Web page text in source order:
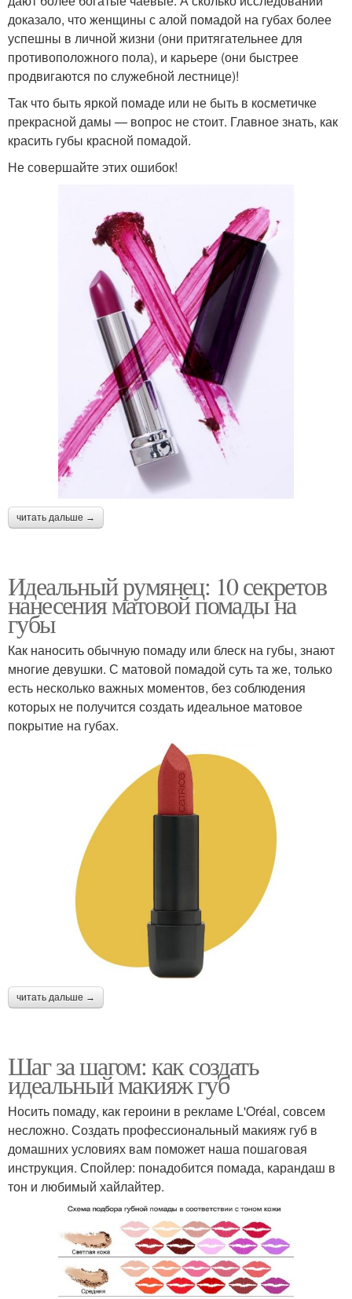
доказало, что женщины с алой помадой на губах более
успешны в личной жизни (они притягательнее для
противоположного пола), и карьере (они быстрее
продвигаются по служебной лестнице)!
Так что быть яркой помаде или не быть в косметичке
прекрасной дамы — вопрос не стоит. Главное знать, как
красить губы красной помадой.
Не совершайте этих ошибок!
читать дальше →
Идеальный румянец: 10 секретов
нанесения матовой помады на
губы
Как наносить обычную помаду или блеск на губы, знают
многие девушки. С матовой помадой суть та же, только
есть несколько важных моментов, без соблюдения
которых не получится создать идеальное матовое
покрытие на губах.
читать дальше →
Шаг за шагом: как создать
идеальный макияж губ
Носить помаду, как героини в рекламе L'Oréal, совсем
несложно. Создать профессиональный макияж губ в
домашних условиях вам поможет наша пошаговая
инструкция. Спойлер: понадобится помада, карандаш в
тон и любимый хайлайтер.